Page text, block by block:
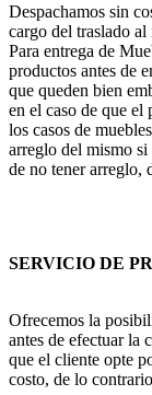
Despachamos sin
cargo del traslado
Para entrega de
productos antes de
que queden bien
en el caso de que el
los casos de
arreglo del mismo
de no tener arreglo,
SERVICIO DE
Ofrecemos la
antes de efectuar la
que el cliente opte
costo, de lo